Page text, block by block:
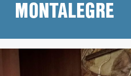
contingutMONTALEGRE